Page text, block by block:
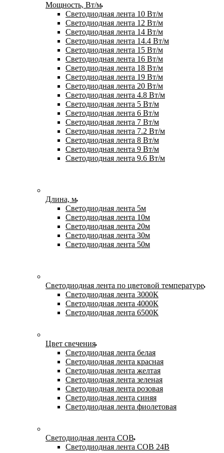
Мощность, Вт/м
Светодиодная лента 10 Вт/м
Светодиодная лента 12 Вт/м
Светодиодная лента 14 Вт/м
Светодиодная лента 14.4 Вт/м
Светодиодная лента 15 Вт/м
Светодиодная лента 16 Вт/м
Светодиодная лента 18 Вт/м
Светодиодная лента 19 Вт/м
Светодиодная лента 20 Вт/м
Светодиодная лента 4.8 Вт/м
Светодиодная лента 5 Вт/м
Светодиодная лента 6 Вт/м
Светодиодная лента 7 Вт/м
Светодиодная лента 7.2 Вт/м
Светодиодная лента 8 Вт/м
Светодиодная лента 9 Вт/м
Светодиодная лента 9.6 Вт/м
Длина, м
Светодиодная лента 5м
Светодиодная лента 10м
Светодиодная лента 20м
Светодиодная лента 30м
Светодиодная лента 50м
Светодиодная лента по цветовой температуре
Светодиодная лента 3000К
Светодиодная лента 4000К
Светодиодная лента 6500К
Цвет свечения
Светодиодная лента белая
Светодиодная лента красная
Светодиодная лента желтая
Светодиодная лента зеленая
Светодиодная лента розовая
Светодиодная лента синяя
Светодиодная лента фиолетовая
Светодиодная лента COB
Светодиодная лента COB 24В